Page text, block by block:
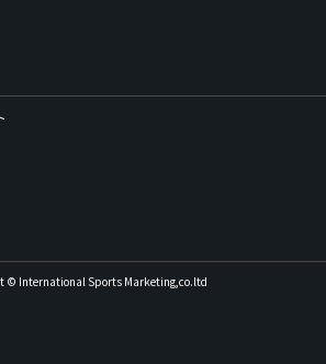
© International Sports Marketing,co.ltd